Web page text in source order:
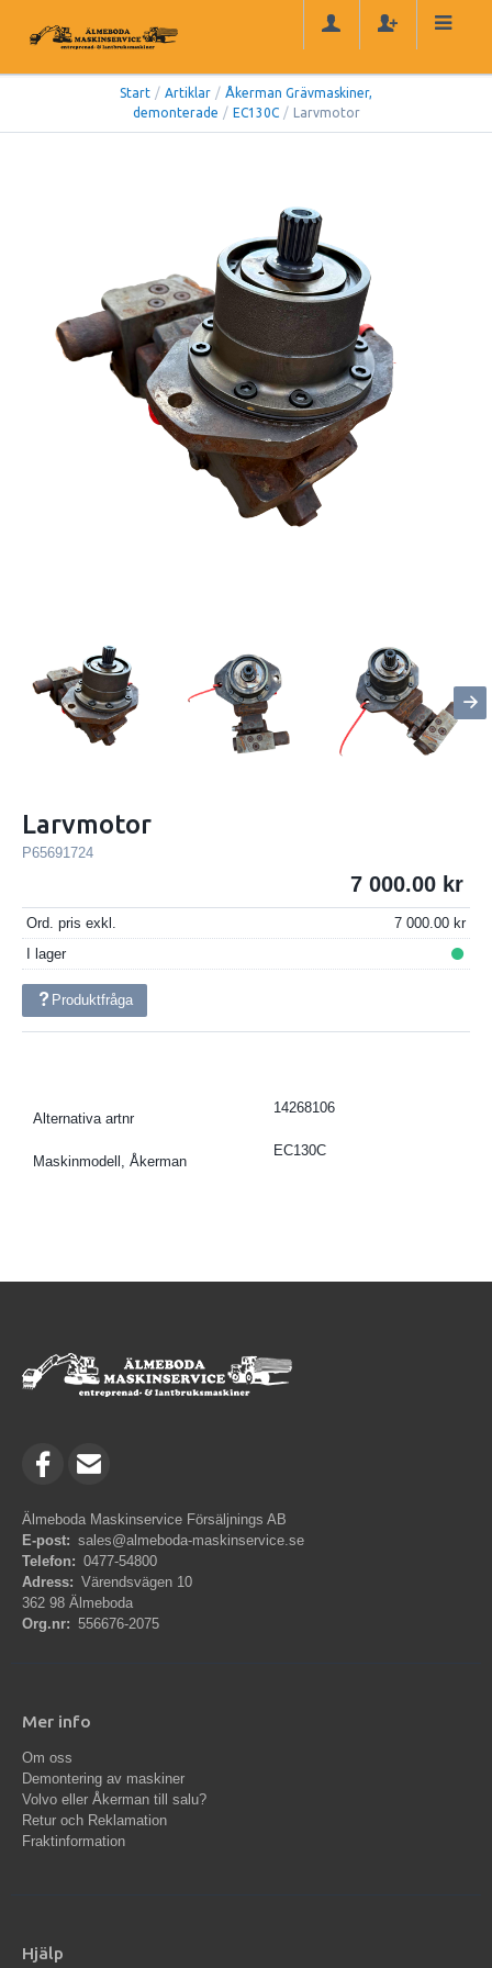
Start / Artiklar / Åkerman Grävmaskiner,
demonterade / EC130C / Larvmotor
Larvmotor
P65691724
7 000.00
Ord. pris exkl.
7 000.00
I lager
Produktfråga
Alternativa artnr
14268106
Maskinmodell, Åkerman
EC130C
Älmeboda Maskinservice Försäljnings AB
E-post: sales@almeboda-maskinservice.se
Telefon: 0477-54800
Adress: Värendsvägen 10
362 98 Älmeboda
Org.nr: 556676-2075
Mer info
Om oss
Demontering av maskiner
Volvo eller Åkerman till salu?
Retur och Reklamation
Fraktinformation
Hjälp